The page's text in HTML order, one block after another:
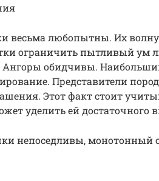
весьма любопытны. Их
ограничить пытливый
Ангоры обидчивы.
Представители
Этот факт стоит
уделить ей достаточного
непоседливы, монотонный